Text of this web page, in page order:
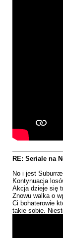
RE: Seriale na
No i jest
Kontynuacja
Akcja dzieje się
Znowu walka o
Ci bohaterowie
takie sobie.